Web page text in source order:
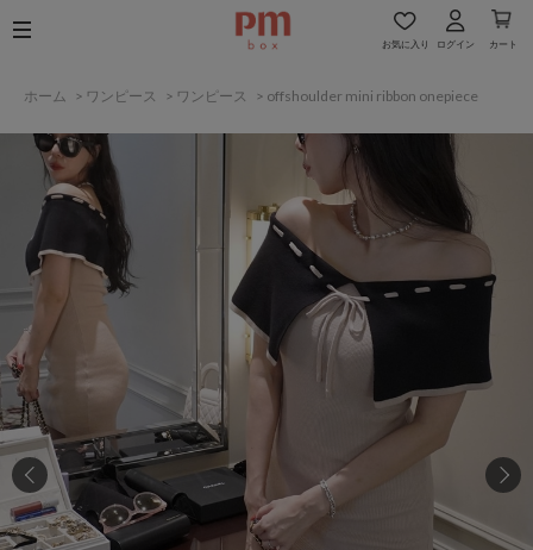
お気に入り ログイン カート
ホーム > ワンピース > ワンピース > offshoulder mini ribbon onepiece